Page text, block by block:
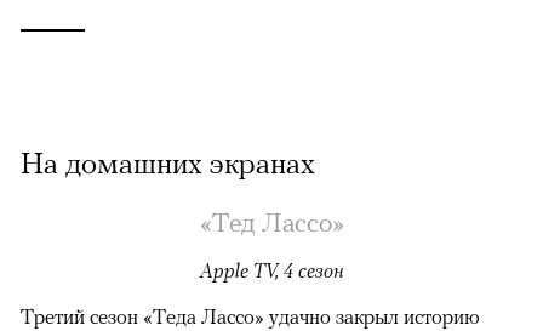
На домашних экранах
«Тед Лассо»
Apple TV, 4 сезон
Третий сезон «Теда Лассо» удачно закрыл историю